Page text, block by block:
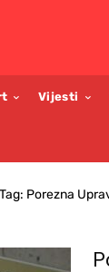
Vijesti
Tag: Porezna